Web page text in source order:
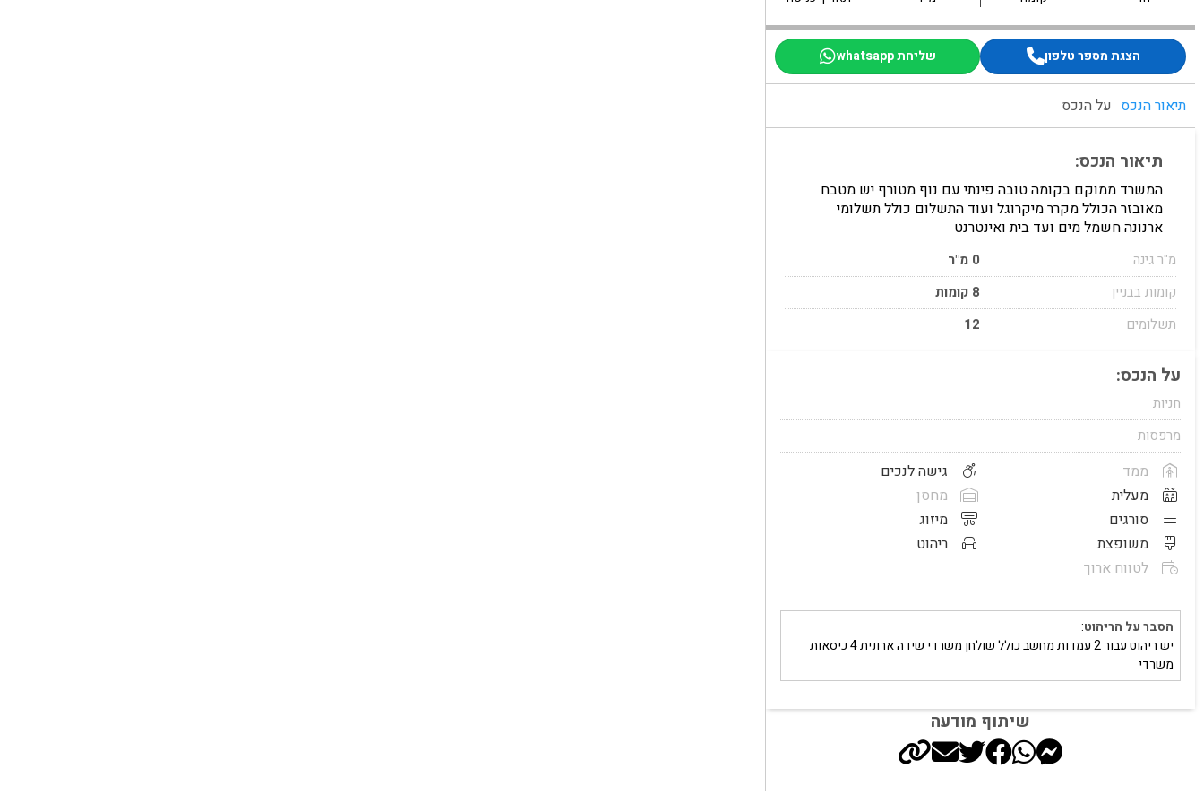
הצגת מספר טלפון שליחת whatsapp
תיאור הנכס על הנכס
תיאור הנכס:
המשרד ממוקם בקומה טובה פינתי עם נוף מטורף יש מטבח
מאובזר הכולל מקרר מיקרוגל ועוד התשלום כולל תשלומי
ארנונה חשמל מים ועד בית ואינטרנט
מ"ר גינה
0 מ"ר
קומות בבניין
8 קומות
תשלומים
12
על הנכס:
חניות
מרפסות
ממד
מעלית
סורגים
משופצת
לטווח ארוך
גישה לנכים
מחסן
מיזוג
ריהוט
הסבר על הריהוט:
יש ריהוט עבור 2 עמדות מחשב כולל שולחן משרדי שידה ארונית 4 כיסאות
משרדי
שיתוף מודעה